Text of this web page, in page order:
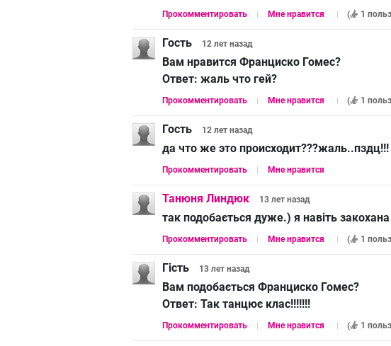
Прокомментировать Мне нравится ( 1
Гость 12 лет назад
Вам нравится Франциско Гомес?
Ответ: жаль что гей?
Прокомментировать Мне нравится ( 1
Гость 12 лет назад
да что же это происходит???жаль..пздц!!!
Прокомментировать Мне нравится
Танюня Линдюк 13 лет назад
так подобається дуже.) я навіть
Прокомментировать Мне нравится ( 1
Гість 13 лет назад
Вам подобається Франциско Гомес?
Ответ: Так танцює клас!!!!!!!
Прокомментировать Мне нравится ( 1